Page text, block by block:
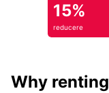
15%
reducere
Why